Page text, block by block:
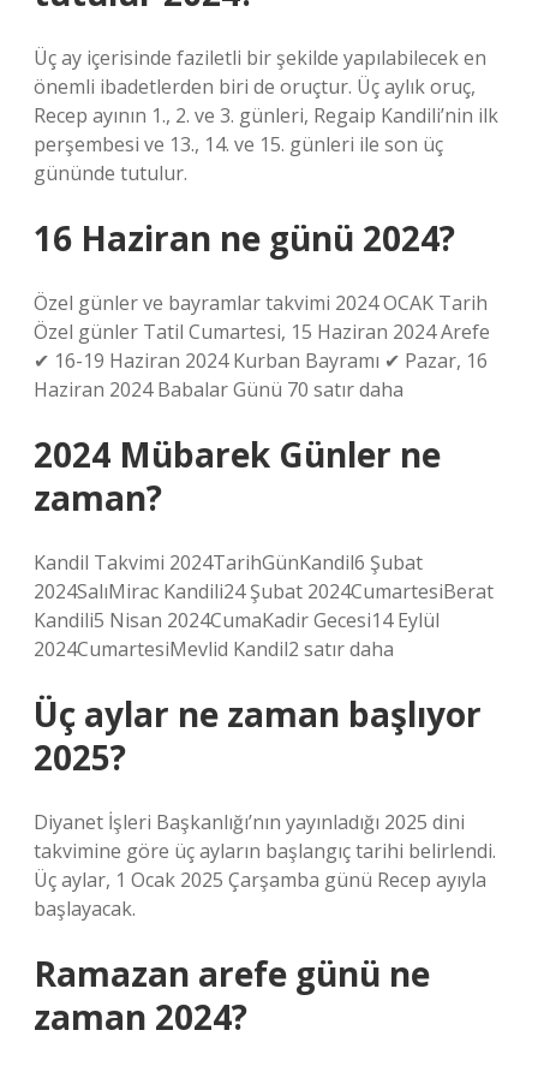
Üç ay içerisinde faziletli bir şekilde yapılabilecek en
önemli ibadetlerden biri de oruçtur. Üç aylık oruç,
Recep ayının 1., 2. ve 3. günleri, Regaip Kandili’nin ilk
perşembesi ve 13., 14. ve 15. günleri ile son üç
gününde tutulur.
16 Haziran ne günü 2024?
Özel günler ve bayramlar takvimi 2024 OCAK Tarih
Özel günler Tatil Cumartesi, 15 Haziran 2024 Arefe
✔ 16-19 Haziran 2024 Kurban Bayramı ✔ Pazar, 16
Haziran 2024 Babalar Günü 70 satır daha
2024 Mübarek Günler ne
zaman?
Kandil Takvimi 2024TarihGünKandil6 Şubat
2024SalıMirac Kandili24 Şubat 2024CumartesiBerat
Kandili5 Nisan 2024CumaKadir Gecesi14 Eylül
2024CumartesiMevlid Kandil2 satır daha
Üç aylar ne zaman başlıyor
2025?
Diyanet İşleri Başkanlığı’nın yayınladığı 2025 dini
takvimine göre üç ayların başlangıç ​​tarihi belirlendi.
Üç aylar, 1 Ocak 2025 Çarşamba günü Recep ayıyla
başlayacak.
Ramazan arefe günü ne
zaman 2024?